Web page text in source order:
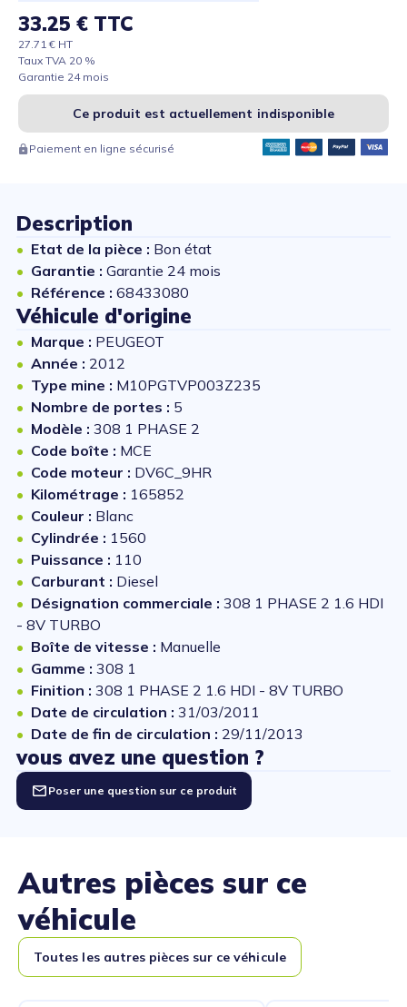
33.25 € TTC
27.71 € HT
Taux TVA 20 %
Garantie 24 mois
Ce produit est actuellement indisponible
Paiement en ligne sécurisé
Description
Etat de la pièce : Bon état
Garantie : Garantie 24 mois
Référence : 68433080
Véhicule d'origine
Marque : PEUGEOT
Année : 2012
Type mine : M10PGTVP003Z235
Nombre de portes : 5
Modèle : 308 1 PHASE 2
Code boîte : MCE
Code moteur : DV6C_9HR
Kilométrage : 165852
Couleur : Blanc
Cylindrée : 1560
Puissance : 110
Carburant : Diesel
Désignation commerciale : 308 1 PHASE 2 1.6 HDI
- 8V TURBO
Boîte de vitesse : Manuelle
Gamme : 308 1
Finition : 308 1 PHASE 2 1.6 HDI - 8V TURBO
Date de circulation : 31/03/2011
Date de fin de circulation : 29/11/2013
vous avez une question ?
Poser une question sur ce produit
Autres pièces sur ce
véhicule
Toutes les autres pièces sur ce véhicule